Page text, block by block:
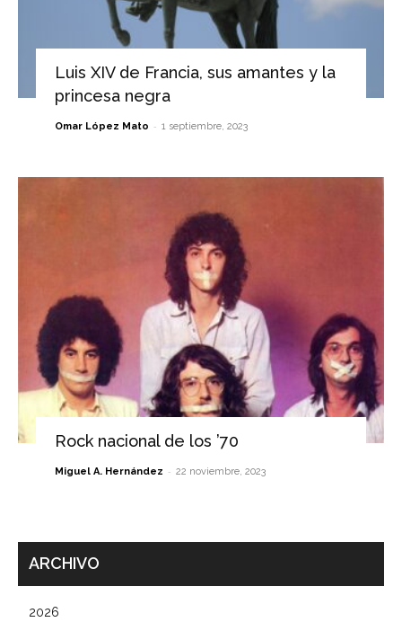
Luis XIV de Francia, sus amantes y la
princesa negra
Omar López Mato - 1 septiembre, 2023
Rock nacional de los ’70
Miguel A. Hernández - 22 noviembre, 2023
ARCHIVO
2026